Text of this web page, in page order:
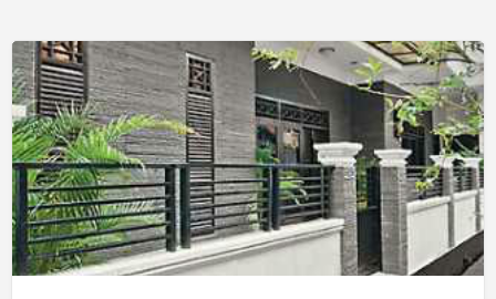
Kost
Sarinah-
thamrin-
hi-
tanah
Abang
Strategis